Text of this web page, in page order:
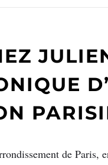
de Paris,